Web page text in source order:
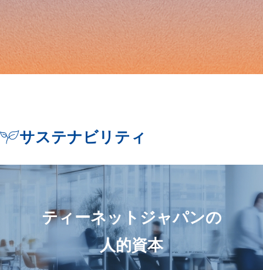
サステナビリティ
ティーネットジャパンの
人的資本